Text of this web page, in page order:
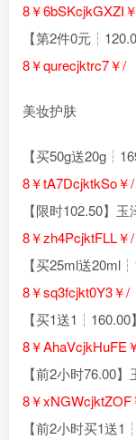
8￥6bSKcjkGXZI
【第2件0元
8￥qurecjktrc7￥/
美妆护肤
【买50g送
8￥tA7DcjktkSo￥/
【限时102.50】
8￥zh4PcjktFLL￥/
【买25ml送
8￥sq3fcjkt0Y3￥/
【买1送
8￥AhaVcjkHuFE
【前2小时76.00
8￥xNGWcjktZOF
【前2小时买1送